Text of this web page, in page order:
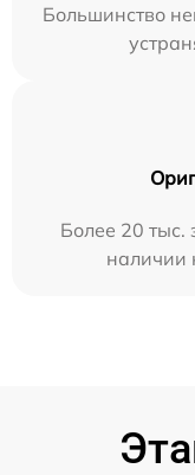
Большинство
Более 20 тыс.
наличии